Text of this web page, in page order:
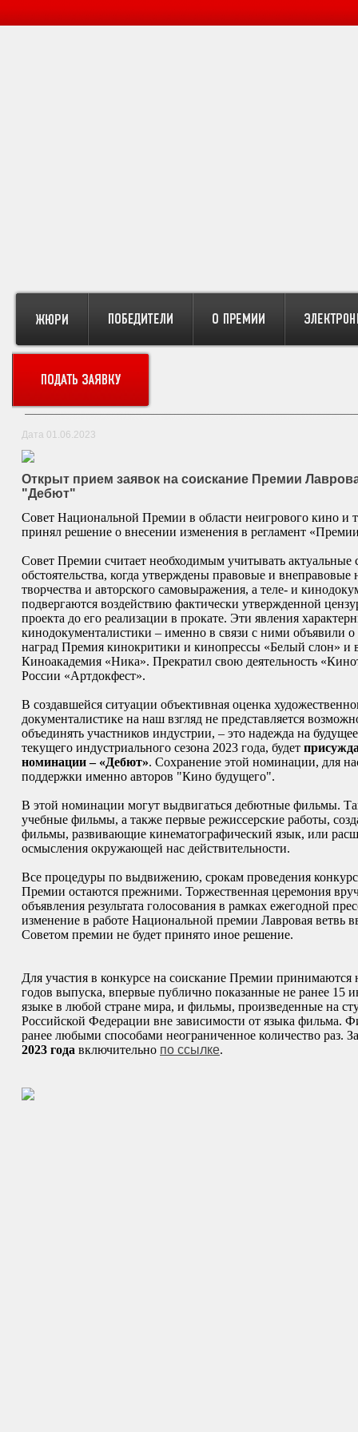
Дата 01.06.2023
Открыт прием заявок на соискание Премии
"Дебют"
Совет Национальной Премии в области неигрового кино и
принял решение о внесении изменения в регламент
Совет Премии считает необходимым учитывать актуальные
обстоятельства, когда утверждены правовые и
творчества и авторского самовыражения, а теле- и
подвергаются воздействию фактически утвержденной
проекта до его реализации в прокате. Эти явления
кинодокументалистики – именно в связи с ними объявили
наград Премия кинокритики и кинопрессы «Белый слон» и
Киноакадемия «Ника». Прекратил свою деятельность
России «Артдокфест».
В создавшейся ситуации объективная оценка
документалистике на наш взгляд не представляется
объединять участников индустрии, – это надежда на
текущего индустриального сезона 2023 года, будет
номинации – «Дебют». Сохранение этой номинации, для
поддержки именно авторов "Кино будущего".
В этой номинации могут выдвигаться дебютные фильмы.
учебные фильмы, а также первые режиссерские работы,
фильмы, развивающие кинематографический язык, или
осмысления окружающей нас действительности.
Все процедуры по выдвижению, срокам проведения
Премии остаются прежними. Торжественная церемония
объявления результата голосования в рамках ежегодной
изменение в работе Национальной премии Лавровая ветвь
Советом премии не будет принято иное решение.
Для участия в конкурсе на соискание Премии
годов выпуска, впервые публично показанные не ранее 15
языке в любой стране мира, и фильмы, произведенные на
Российской Федерации вне зависимости от языка фильма.
ранее любыми способами неограниченное количество раз.
2023 года включительно по ссылке.